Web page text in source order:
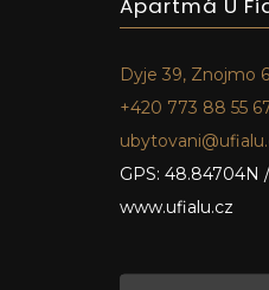
Dyje 39, Znojmo
+420 773 88 55
GPS: 48.84704N /
www.ufialu.cz